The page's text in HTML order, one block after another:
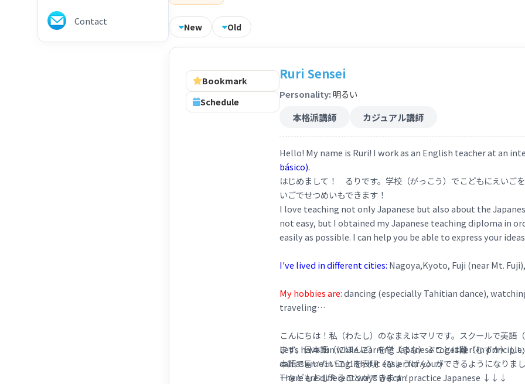
Contact
New Old
Bookmark
Schedule
Ruri Sensei
Personality:明るい
本格派講師 カジュアル講師
Hello! My name is Ruri! I work as an English teacher at an
básico).
はじめまして！ るりです。学校（がっこう）でこどもにえいご
いごでせつめいもできます！
I love teaching not only Japanese but also about the
not easy, but I obtained my Japanese teaching diploma in
easily as possible. I can help you be able to express your
I've lived in different cities: Nagoya,Kyoto, Fuji (near Mt.
My hobbies are:dancing (especially Tahitian dance),
traveling
Let’s have fun while learning Japanese together! In
can ask me in English if it easier for you :)
There are different ways we can practice Japanese ↓↓↓
こんにちは！私（わたし）のなまえはマリです。スクールで英語
ます。日本語（にほんご）を学（まな）ぶことは難（むずか）し
本語で言いたいことを表現（ひょうげん）ができるようになりま
ーなどもおしえることができます！